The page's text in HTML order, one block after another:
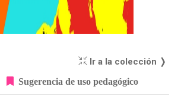
Ir a la colección ❭
Sugerencia de uso pedagógico